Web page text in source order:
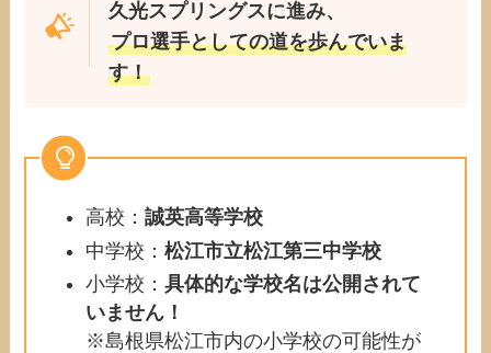
久光スプリングスに進み、
プロ選手としての道を歩んでいま
す！
高校：誠英高等学校
中学校：松江市立松江第三中学校
小学校：具体的な学校名は公開されて
いません！
※島根県松江市内の小学校の可能性が